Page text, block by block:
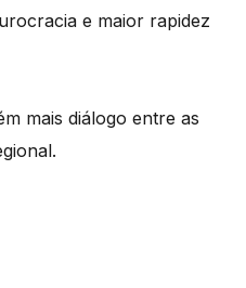
e maior rapidez
mais diálogo entre as